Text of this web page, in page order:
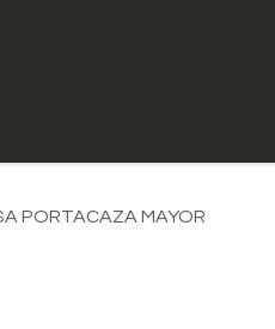
PORTACAZA MAYOR